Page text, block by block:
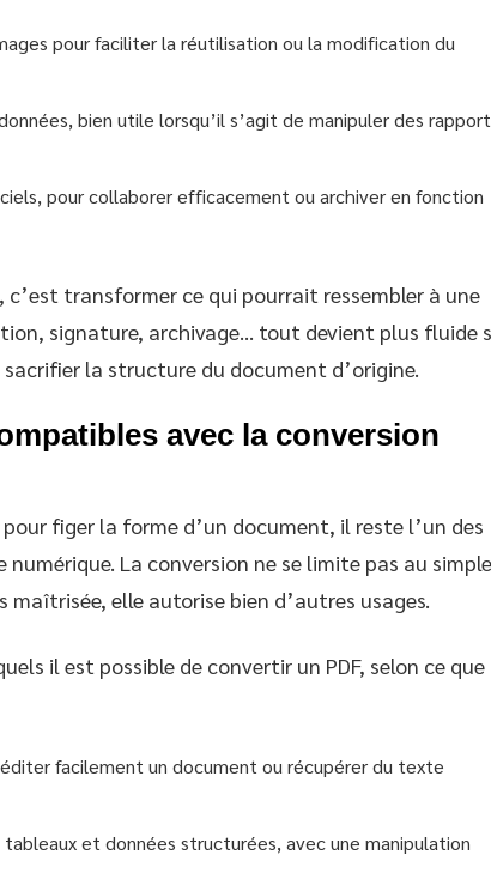
pour faciliter la réutilisation ou la modification du
bien utile lorsqu’il s’agit de manipuler des
pour collaborer efficacement ou archiver en fonction
c’est transformer ce qui pourrait ressembler à une
signature, archivage… tout devient plus fluide
la structure du document d’origine.
avec la conversion
figer la forme d’un document, il reste l’un des
La conversion ne se limite pas au simple
maîtrisée, elle autorise bien d’autres usages.
il est possible de convertir un PDF, selon ce que
facilement un document ou récupérer du texte
et données structurées, avec une manipulation